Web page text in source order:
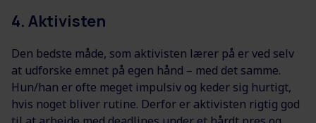
4. Aktivisten
Den bedste måde, som aktivisten lærer på er ved selv
at udforske emnet på egen hånd – med det samme.
Hun/han er ofte meget impulsiv og keder sig hurtigt,
hvis noget bliver rutine. Derfor er aktivisten rigtig god